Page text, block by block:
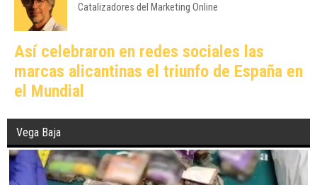
Catalizadores del Marketing Online
Así celebraron en redes sociales las
marcas alicantinas el triunfo de España en
el Mundial
Vega Baja